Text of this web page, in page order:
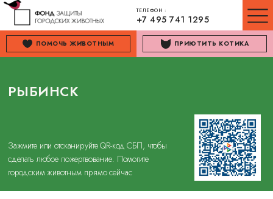
ТЕЛЕФОН :
+7 495 741 1295
ПОМОЧЬ ЖИВОТНЫМ ПРИЮТИТЬ КОТИКА
РЫБИНСК
Зажмите или отсканируйте QR-код СБП, чтобы
сделать любое пожертвование. Помогите
городским животным прямо сейчас